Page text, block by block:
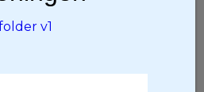
folder v1
v1
v1